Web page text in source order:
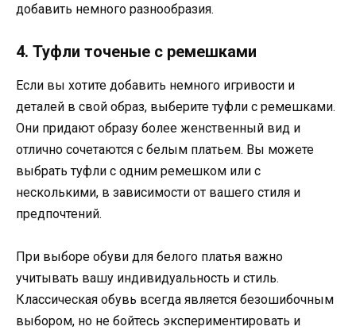
добавить немного разнообразия.
4. Туфли точеные с ремешками
Если вы хотите добавить немного игривости и
деталей в свой образ, выберите туфли с ремешками.
Они придают образу более женственный вид и
отлично сочетаются с белым платьем. Вы можете
выбрать туфли с одним ремешком или с
несколькими, в зависимости от вашего стиля и
предпочтений.
При выборе обуви для белого платья важно
учитывать вашу индивидуальность и стиль.
Классическая обувь всегда является безошибочным
выбором, но не бойтесь экспериментировать и